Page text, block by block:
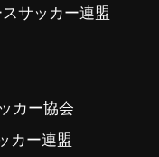
サッカー連盟
カー協会
カー連盟